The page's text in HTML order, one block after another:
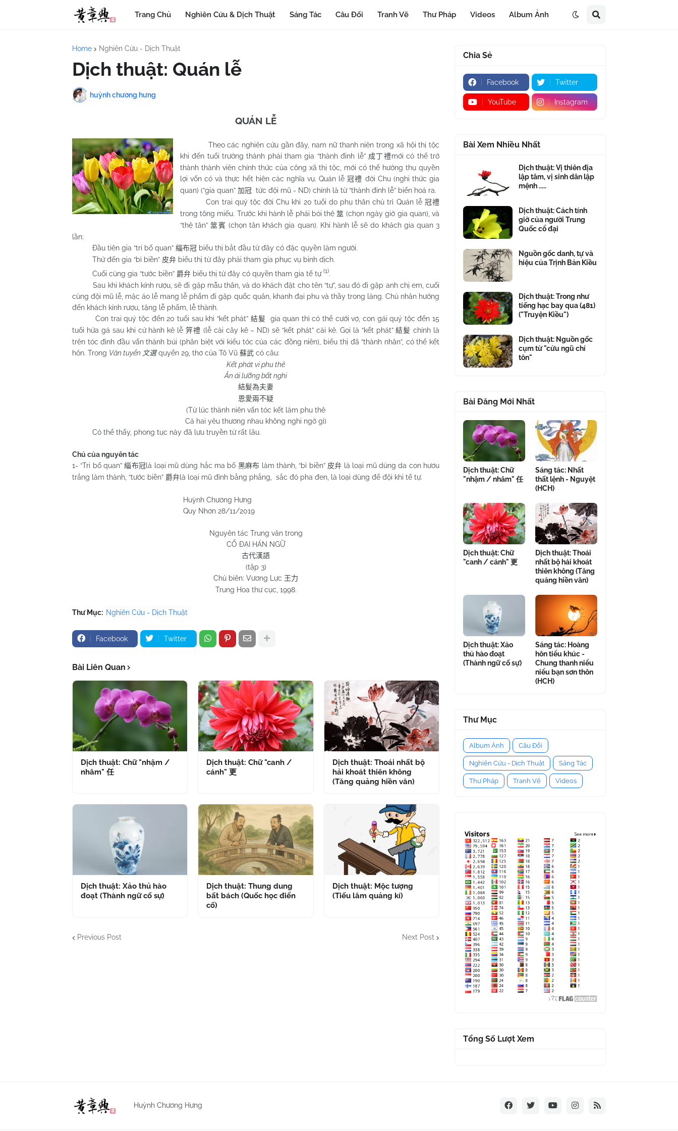
Trang Chủ Nghiên Cứu & Dịch Thuật Sáng Tác Câu Đối Tranh Vẽ Thư Pháp Videos Album Ảnh
Home Nghiên Cứu - Dịch Thuật
Dịch thuật: Quán lễ
huỳnh chương hưng
QUÁN LỄ
Theo các nghiên cứu gần đây, nam nữ thanh niên trong xã hội thị tộc
khi đến tuổi trưởng thành phải tham gia “thành đinh lễ” 成丁禮mới có thể trở
thành thành viên chính thức của công xã thị tộc, mới có thể hưởng thụ quyền
lợi vốn có và thực hết hiện các nghĩa vụ. Quán lễ冠禮 đời Chu (nghi thức gia
quan) (“gia quan” 加冠 tức đội mũ - ND) chính là từ “thành đinh lễ” biến hoá ra.
Con trai quý tộc đời Chu khi 20 tuổi do phụ thân chủ trì Quán lễ 冠禮
trong tông miếu. Trước khi hành lễ phải bói thệ筮 (chọn ngày giờ gia quan), và
“thệ tân”筮賓 (chọn tân khách gia quan). Khi hành lễ sẽ do khách gia quan 3
lần:
Đầu tiên gia “tri bố quan” 緇布冠 biểu thị bắt đầu từ đây có đặc quyền làm người.
Thứ đến gia “bì biền” 皮弁 biểu thị từ đây phải tham gia phục vụ binh dịch.
Cuối cùng gia “tước biền” 爵弁 biểu thị từ đây có quyền tham gia tế tự (1).
Sau khi khách kính rượu, sẽ đi gặp mẫu thân, và do khách đặt cho tên “tự”, sau đó đi gặp anh chị em, cuối
cùng đội mũ lễ, mặc áo lễ mang lễ phẩm đi gặp quốc quân, khanh đại phu và thầy trong làng. Chủ nhân hướng
đến khách kính rượu, tặng lễ phẩm, lễ thành.
Con trai quý tộc đến 20 tuổi sau khi “kết phát”結髮
gia quan thì có thể cưới vợ, con gái quý tộc đến 15
tuổi hứa gả sau khi cử hành kê lễ笄禮 (lễ cài cây kê – ND) sẽ “kết phát” cài kê. Gọi là “kết phát”結髮 chính là
trên tóc đỉnh đầu vấn thành búi (phân biệt với kiểu tóc của các đồng niên), biểu thị đã “thành nhân”, có thể kết
hôn. Trong Văn tuyển 文選 quyển 29, thơ của Tô Vũ 蘇武 có câu:
Kết phát vi phu thê
Ân ái lưỡng bất nghi
結髮為夫妻
恩愛兩不疑
(Từ lúc thành niên vấn tóc kết làm phu thê
Cả hai yêu thương nhau không nghi ngờ gì)
Có thể thấy, phong tục này đã lưu truyền từ rất lâu.
Chú của nguyên tác
1- “Tri bố quan”緇布冠 là loại mũ dùng hắc ma bố 黑麻布 làm thành, “bì biền” 皮弁 là loại mũ dùng da con hươu
trắng làm thành, “tước biền” 爵弁 là loại mũ đỉnh bằng phẳng, sắc đỏ pha đen, là loại dùng để đội khi tế tự.
Huỳnh Chương Hưng
Quy Nhơn 28/11/2019
Nguyên tác Trung văn trong
CỔ ĐẠI HÁN NGỮ
古代漢語
(tập 3)
Chủ biên: Vương Lực 王力
Trung Hoa thư cục, 1998.
Thư Mục: Nghiên Cứu - Dịch Thuật
Facebook Twitter
Bài Liên Quan
Dịch thuật: Chữ "nhậm /
nhâm" 任
Dịch thuật: Chữ "canh /
cánh" 更
Dịch thuật: Thoái nhất bộ
hải khoát thiên không
(Tăng quảng hiền văn)
Dịch thuật: Xảo thủ hào
đoạt (Thành ngữ cố sự)
Dịch thuật: Thung dung
bất bách (Quốc học điển
cố)
Dịch thuật: Mộc tượng
(Tiếu lâm quảng kí)
Previous Post Next Post
Chia Sẻ
Facebook Twitter
YouTube Instagram
Bài Xem Nhiều Nhất
Dịch thuật: Vị thiên địa
lập tâm, vị sinh dân lập
mệnh .....
Dịch thuật: Cách tính
giờ của người Trung
Quốc cổ đại
Nguồn gốc danh, tự và
hiệu của Trịnh Bản Kiều
Dịch thuật: Trong như
tiếng hạc bay qua (481)
("Truyện Kiều")
Dịch thuật: Nguồn gốc
cụm từ "cửu ngũ chí
tôn"
Bài Đăng Mới Nhất
Dịch thuật: Chữ
"nhậm / nhâm" 任
Sáng tác: Nhất
thất lệnh - Nguyệt
(HCH)
Dịch thuật: Chữ
"canh / cánh" 更
Dịch thuật: Thoái
nhất bộ hải khoát
thiên không (Tăng
quảng hiền văn)
Dịch thuật: Xảo
thủ hào đoạt
(Thành ngữ cố sự)
Sáng tác: Hoàng
hôn tiểu khúc -
Chung thanh niểu
niểu bạn sơn thôn
(HCH)
Thư Mục
Album Ảnh Câu Đối
Nghiên Cứu - Dịch Thuật Sáng Tác
Thư Pháp Tranh Vẽ Videos
Tổng Số Lượt Xem
Huỳnh Chương Hưng